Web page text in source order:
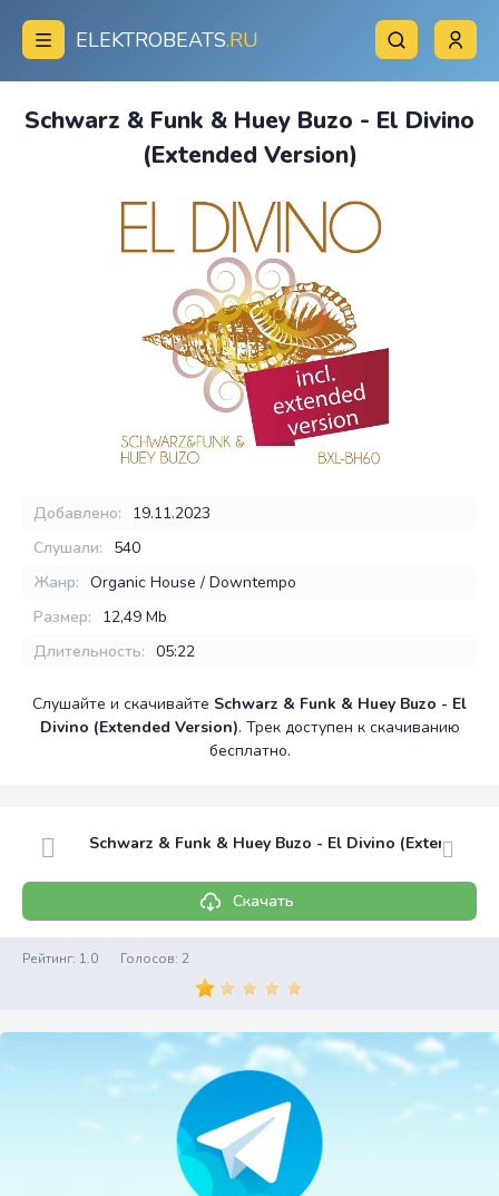
ELEKTROBEATS.RU
Schwarz & Funk & Huey Buzo - El Divino
(Extended Version)
Добавлено:
19.11.2023
Слушали:
540
Жанр: Organic House / Downtempo
Размер:
12,49 Mb
Длительность: 05:22
Слушайте и скачивайте Schwarz & Funk & Huey Buzo - El
Divino (Extended Version). Трек доступен к скачиванию
бесплатно.
Schwarz & Funk & Huey Buzo - El Divino (Extended
Скачать
Рейтинг: 1.0 Голосов: 2